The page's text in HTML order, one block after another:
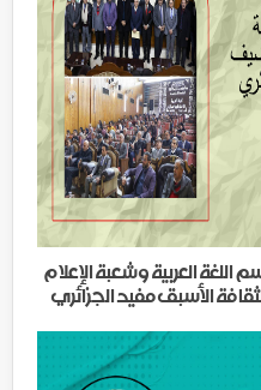
اللغة العربية وشعبة الإعلام
الأسبق مفيد الجزائري